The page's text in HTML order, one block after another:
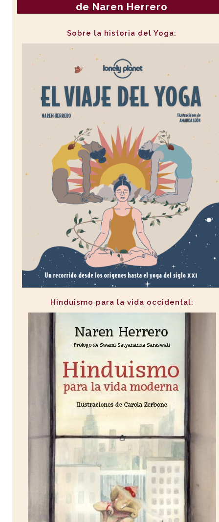
de Naren Herrero
Sobre la historia del Yoga:
Hinduismo para la vida occidental: